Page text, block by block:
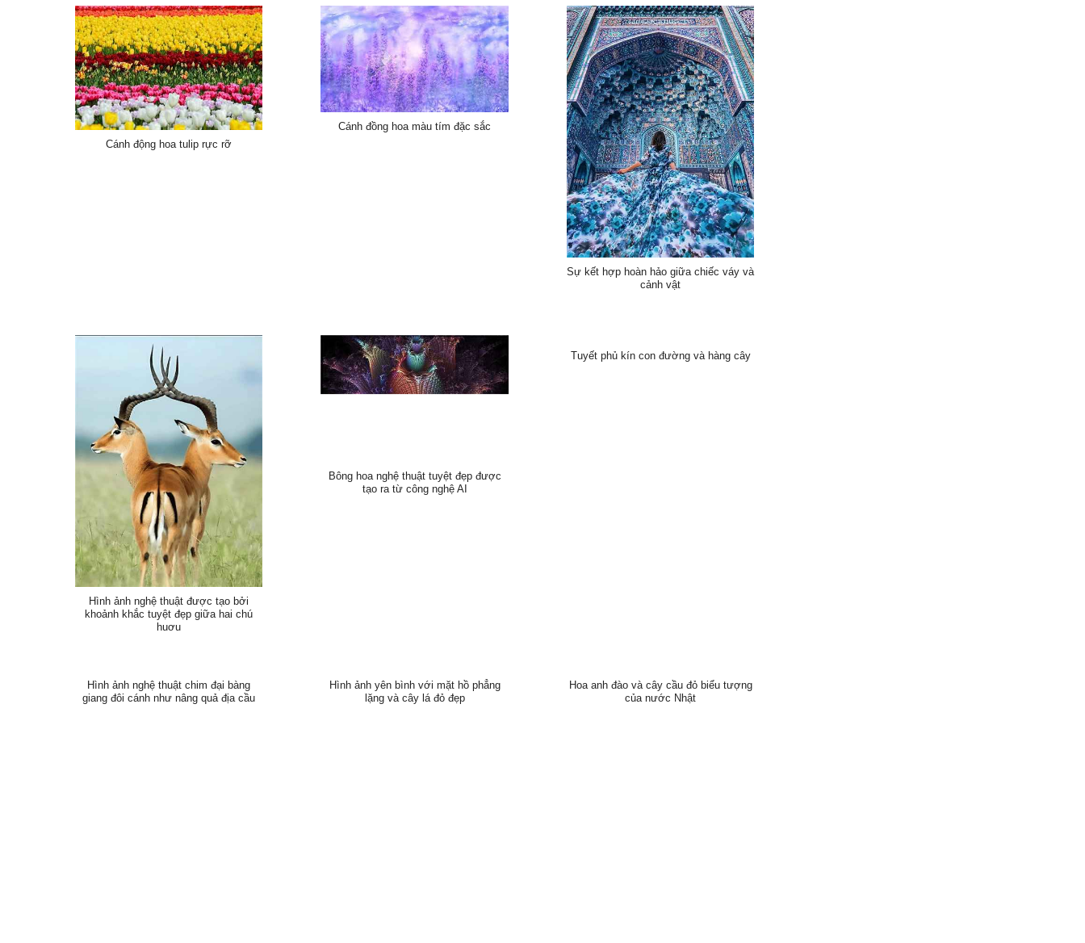
Cánh động hoa tulip rực rỡ
Cánh đồng hoa màu tím đặc sắc
Sự kết hợp hoàn hảo giữa chiếc váy và
cảnh vật
Hình ảnh nghệ thuật được tạo bởi
khoảnh khắc tuyệt đẹp giữa hai chú
huơu
Bông hoa nghệ thuật tuyệt đẹp được
tạo ra từ công nghệ AI
Tuyết phủ kín con đường và hàng cây
Hình ảnh nghệ thuật chim đại bàng
giang đôi cánh như nâng quả địa cầu
Hình ảnh yên bình với mặt hồ phẳng
lặng và cây lá đỏ đẹp
Hoa anh đào và cây cầu đỏ biểu tượng
của nước Nhật